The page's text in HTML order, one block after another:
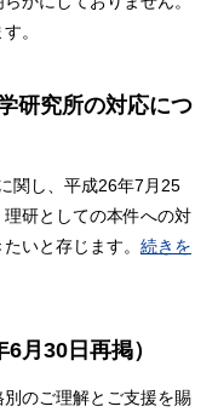
。
研究所の対応につ
関し、平成26年7月25
研としての本件への対
いと存じます。 続きを
月30日再掲）
のご理解とご支援を賜